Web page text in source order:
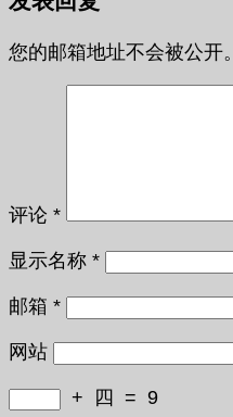
您的邮箱地址不会被公开。
评论 *
显示名称 *
邮箱 *
网站
+ 四 = 9